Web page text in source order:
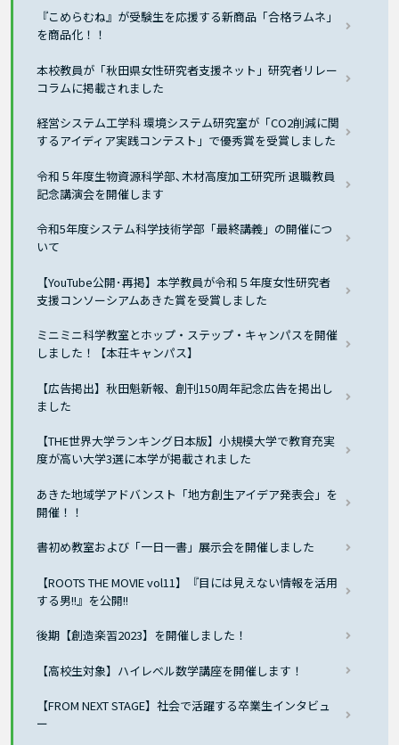
『こめらむね』が受験生を応援する新商品「合格ラムネ」
を商品化！！
本校教員が「秋田県女性研究者支援ネット」研究者リレー
コラムに掲載されました
経営システム工学科 環境システム研究室が「CO2削減に関
するアイディア実践コンテスト」で優秀賞を受賞しました
令和５年度生物資源科学部､木材高度加工研究所 退職教員
記念講演会を開催します
令和5年度システム科学技術学部「最終講義」の開催につ
いて
【YouTube公開･再掲】本学教員が令和５年度女性研究者
支援コンソーシアムあきた賞を受賞しました
ミニミニ科学教室とホップ・ステップ・キャンパスを開催
しました！【本荘キャンパス】
【広告掲出】秋田魁新報、創刊150周年記念広告を掲出し
ました
【THE世界大学ランキング日本版】小規模大学で教育充実
度が高い大学3選に本学が掲載されました
あきた地域学アドバンスト「地方創生アイデア発表会」を
開催！！
書初め教室および「一日一書」展示会を開催しました
【ROOTS THE MOVIE vol11】『目には見えない情報を活用
する男!!』を公開!!
後期【創造楽習2023】を開催しました！
【高校生対象】ハイレベル数学講座を開催します！
【FROM NEXT STAGE】社会で活躍する卒業生インタビュ
ー